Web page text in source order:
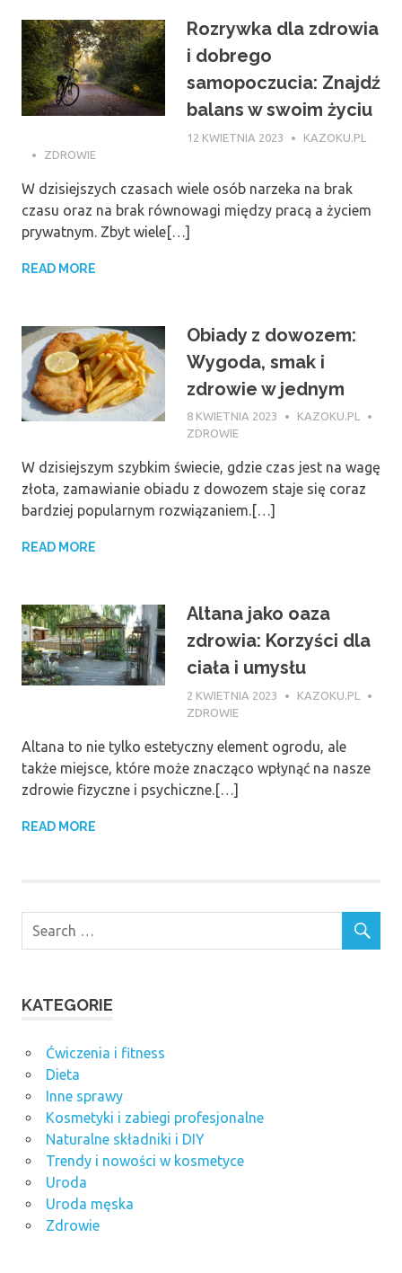
Rozrywka dla zdrowia
i dobrego
samopoczucia: Znajdź
balans w swoim życiu
12 KWIETNIA 2023
KAZOKU.PL
ZDROWIE
W dzisiejszych czasach wiele osób narzeka na brak
czasu oraz na brak równowagi między pracą a życiem
prywatnym. Zbyt wiele[…]
READ MORE
Obiady z dowozem:
Wygoda, smak i
zdrowie w jednym
8 KWIETNIA 2023
KAZOKU.PL
ZDROWIE
W dzisiejszym szybkim świecie, gdzie czas jest na wagę
złota, zamawianie obiadu z dowozem staje się coraz
bardziej popularnym rozwiązaniem.[…]
READ MORE
Altana jako oaza
zdrowia: Korzyści dla
ciała i umysłu
2 KWIETNIA 2023
KAZOKU.PL
ZDROWIE
Altana to nie tylko estetyczny element ogrodu, ale
także miejsce, które może znacząco wpłynąć na nasze
zdrowie fizyczne i psychiczne.[…]
READ MORE
KATEGORIE
Ćwiczenia i fitness
Dieta
Inne sprawy
Kosmetyki i zabiegi profesjonalne
Naturalne składniki i DIY
Trendy i nowości w kosmetyce
Uroda
Uroda męska
Zdrowie